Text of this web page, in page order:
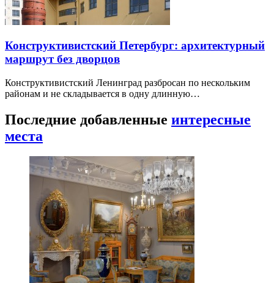
Конструктивистский Петербург: архитектурный
маршрут без дворцов
Конструктивистский Ленинград разбросан по нескольким
районам и не складывается в одну длинную…
Последние добавленные интересные
места